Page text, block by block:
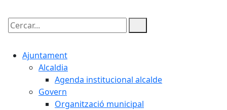
Cercar:
Ajuntament
Alcaldia
Agenda institucional alcalde
Govern
Organització municipal